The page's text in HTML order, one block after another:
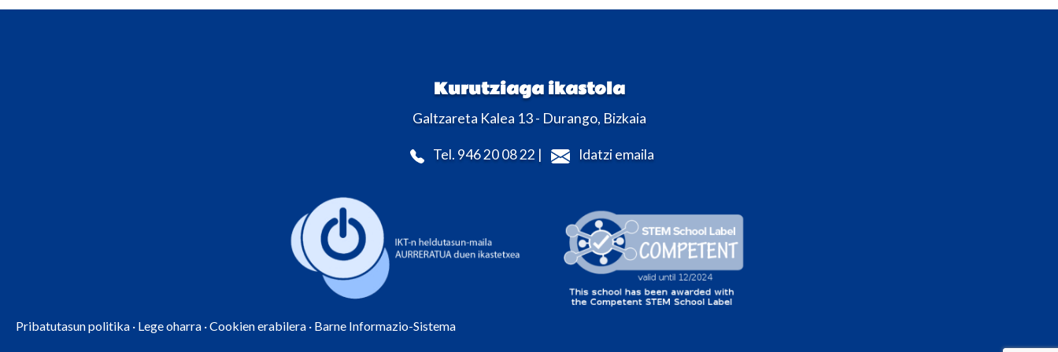
Kurutziaga ikastola
Galtzareta Kalea 13 - Durango, Bizkaia
Tel. 946 20 08 22 | Idatzi emaila
Pribatutasun politika · Lege oharra ·Cookien erabilera · Barne Informazio-Sistema